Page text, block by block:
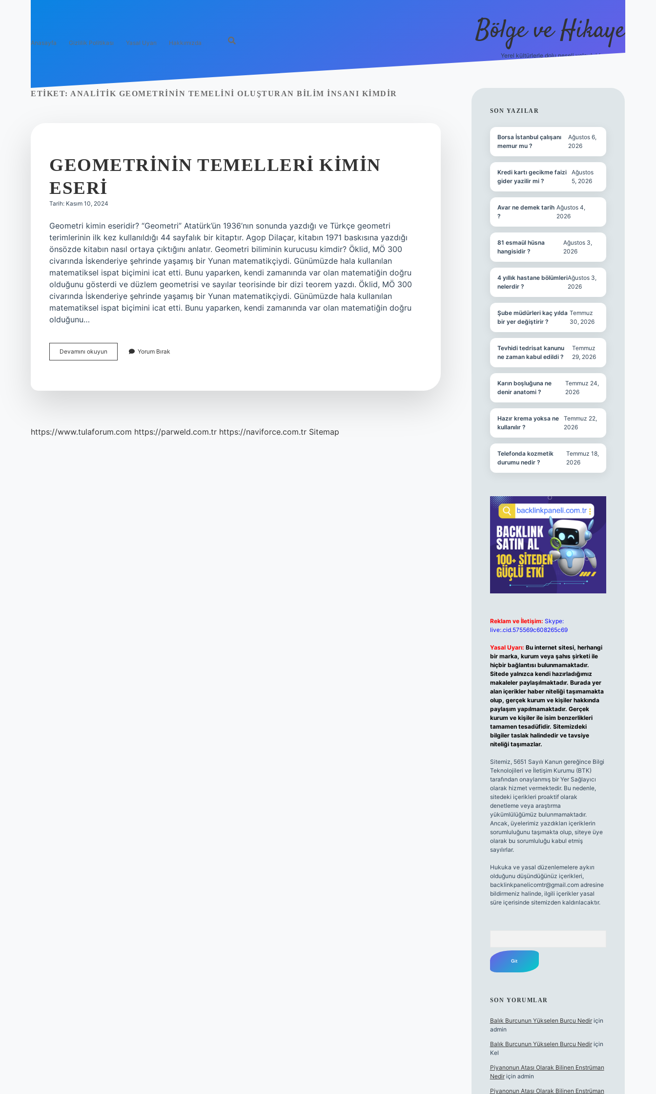
Anasayfa Gizlilik Politikası Yasal Uyarı Hakkımızda Bölge ve Hikaye
Yerel kültürlerle dolu neşeli yolculuk!
ETIKET: ANALITIK GEOMETRININ TEMELINI OLUŞTURAN BILIM INSANI KIMDIR
GEOMETRININ TEMELLERI KIMIN
ESERI
Tarih: Kasım 10, 2024
Geometri kimin eseridir? “Geometri” Atatürk’ün 1936’nın sonunda yazdığı ve Türkçe geometri
terimlerinin ilk kez kullanıldığı 44 sayfalık bir kitaptır. Agop Dilaçar, kitabın 1971 baskısına yazdığı
önsözde kitabın nasıl ortaya çıktığını anlatır. Geometri biliminin kurucusu kimdir? Öklid, MÖ 300
civarında İskenderiye şehrinde yaşamış bir Yunan matematikçiydi. Günümüzde hala kullanılan
matematiksel ispat biçimini icat etti. Bunu yaparken, kendi zamanında var olan matematiğin doğru
olduğunu gösterdi ve düzlem geometrisi ve sayılar teorisinde bir dizi teorem yazdı. Öklid, MÖ 300
civarında İskenderiye şehrinde yaşamış bir Yunan matematikçiydi. Günümüzde hala kullanılan
matematiksel ispat biçimini icat etti. Bunu yaparken, kendi zamanında var olan matematiğin doğru
olduğunu…
Devamını okuyun Geometrinin
Temelleri
Yorum Bırak
https://www.tulaforum.com https://parweld.com.tr https://naviforce.com.tr Sitemap
SIDEBAR
SON YAZILAR
Borsa İstanbul çalışanı
memur mu ?
Ağustos 6,
2026
Kredi kartı gecikme faizi
gider yazilir mi ?
Ağustos
5, 2026
Avar ne demek tarih
?
Ağustos 4,
2026
81 esmaül hüsna
hangisidir ?
Ağustos 3,
2026
4 yıllık hastane bölümleri
nelerdir ?
Ağustos 3,
2026
Şube müdürleri kaç yılda
bir yer değiştirir ?
Temmuz
30, 2026
Tevhidi tedrisat kanunu
ne zaman kabul edildi ?
Temmuz
29, 2026
Karın boşluğuna ne
denir anatomi ?
Temmuz 24,
2026
Hazır krema yoksa ne
kullanılır ?
Temmuz 22,
2026
Telefonda kozmetik
durumu nedir ?
Temmuz 18,
2026
Reklam ve İletişim: Skype:
live:.cid.575569c608265c69
Yasal Uyarı: Bu internet sitesi, herhangi
bir marka, kurum veya şahıs şirketi ile
hiçbir bağlantısı bulunmamaktadır.
Sitede yalnızca kendi hazırladığımız
makaleler paylaşılmaktadır. Burada yer
alan içerikler haber niteliği taşımamakta
olup, gerçek kurum ve kişiler hakkında
paylaşım yapılmamaktadır. Gerçek
kurum ve kişiler ile isim benzerlikleri
tamamen tesadüfidir. Sitemizdeki
bilgiler taslak halindedir ve tavsiye
niteliği taşımazlar.
Sitemiz, 5651 Sayılı Kanun gereğince Bilgi
Teknolojileri ve İletişim Kurumu (BTK)
tarafından onaylanmış bir Yer Sağlayıcı
olarak hizmet vermektedir. Bu nedenle,
sitedeki içerikleri proaktif olarak
denetleme veya araştırma
yükümlülüğümüz bulunmamaktadır.
Ancak, üyelerimiz yazdıkları içeriklerin
sorumluluğunu taşımakta olup, siteye üye
olarak bu sorumluluğu kabul etmiş
sayılırlar.
Hukuka ve yasal düzenlemelere aykırı
olduğunu düşündüğünüz içerikleri,
backlinkpanelicomtr@gmail.comadresine
bildirmeniz halinde, ilgili içerikler yasal
süre içerisinde sitemizden kaldırılacaktır.
SON YORUMLAR
Balık Burcunun Yükselen Burcu Nediriçin
admin
Balık Burcunun Yükselen Burcu Nediriçin
Kel
Piyanonun Atası Olarak Bilinen Enstrüman
Nediriçin admin
Piyanonun Atası Olarak Bilinen Enstrüman
grand opera